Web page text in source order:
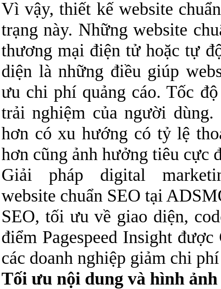
Vì vậy, thiết kế website
trạng này. Những website
thương mại điện tử hoặc tự
diện là những điều giúp
ưu chi phí quảng cáo. Tốc
trải nghiệm của người
hơn có xu hướng có tỷ lệ
hơn cũng ảnh hưởng tiêu cực
Giải pháp digital
website chuẩn SEO tại
SEO, tối ưu về giao diện,
điểm Pagespeed Insight
các doanh nghiệp giảm chi
Tối ưu nội dung và hình ảnh